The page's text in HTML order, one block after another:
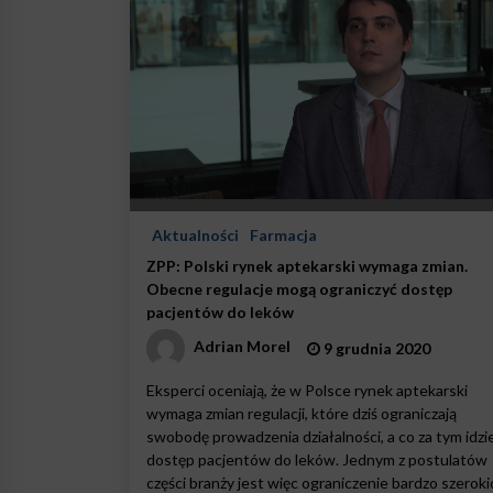
Aktualności
Farmacja
ZPP: Polski rynek aptekarski wymaga zmian.
Obecne regulacje mogą ograniczyć dostęp
pacjentów do leków
Adrian Morel
9 grudnia 2020
Eksperci oceniają, że w Polsce rynek aptekarski
wymaga zmian regulacji, które dziś ograniczają
swobodę prowadzenia działalności, a co za tym
dostęp pacjentów do leków. Jednym z postulatów
części branży jest więc ograniczenie bardzo